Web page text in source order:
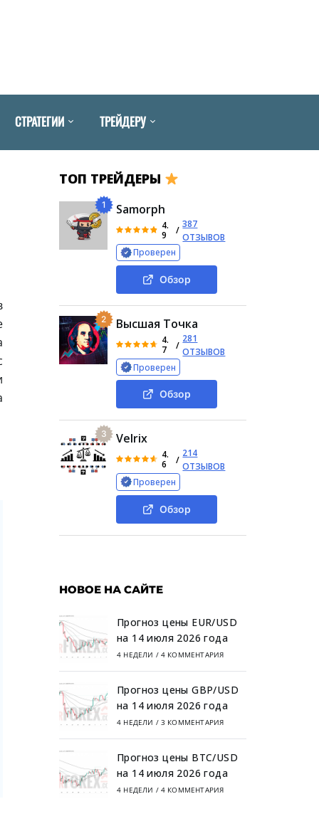
СТРАТЕГИИ ТРЕЙДЕРУ
ТОП ТРЕЙДЕРЫ
1 Samorph
4.
9
/
387
ОТЗЫВОВ
Проверен
Обзор
2 Высшая Точка
4.
7
/
281
ОТЗЫВОВ
Проверен
Обзор
3 Velrix
4.
6
/
214
ОТЗЫВОВ
Проверен
Обзор
НОВОЕ НА САЙТЕ
Прогноз цены EUR/USD
на 14 июля 2026 года
4 НЕДЕЛИ / 4 КОММЕНТАРИЯ
Прогноз цены GBP/USD
на 14 июля 2026 года
4 НЕДЕЛИ / 3 КОММЕНТАРИЯ
Прогноз цены BTC/USD
на 14 июля 2026 года
4 НЕДЕЛИ / 4 КОММЕНТАРИЯ